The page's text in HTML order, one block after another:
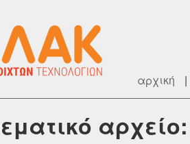
αρχική |
αρχείο: